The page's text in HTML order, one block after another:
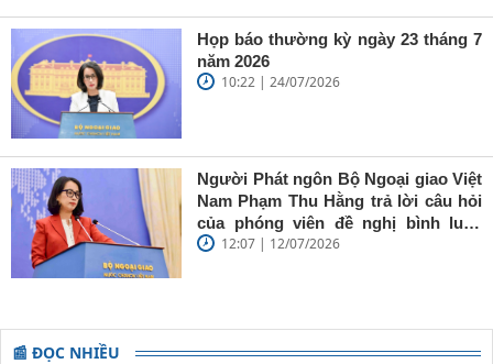
Khôi
Nguyên 18
đối với hàng hóa của tất cả các nền
kinh tế “bị điều tra” theo Mục 301
Họp báo thường kỳ ngày 23 tháng 7
năm 2026
10:22 | 24/07/2026
Người Phát ngôn Bộ Ngoại giao Việt
Nam Phạm Thu Hằng trả lời câu hỏi
của phóng viên đề nghị bình luận
của Việt Nam nhân dịp 10 năm Tòa
kiện giữa Philippines và Trung Quốc
12:07 | 12/07/2026
📰 ĐỌC NHIỀU